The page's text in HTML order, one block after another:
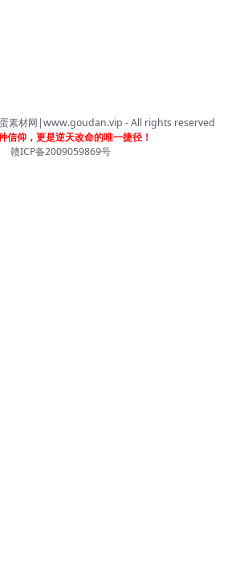
素材网|www.goudan.vip - All rights reserved
信仰，更是逆天改命的唯一捷径！
赣ICP备2009059869号